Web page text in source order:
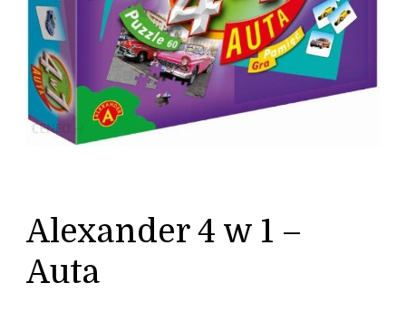
Alexander 4 w 1 –
Auta